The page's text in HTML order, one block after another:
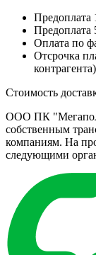
Предоплата
Предоплата
Оплата по
Отсрочка
Стоимость
ООО ПК
собственным
компаниям. На
следующими